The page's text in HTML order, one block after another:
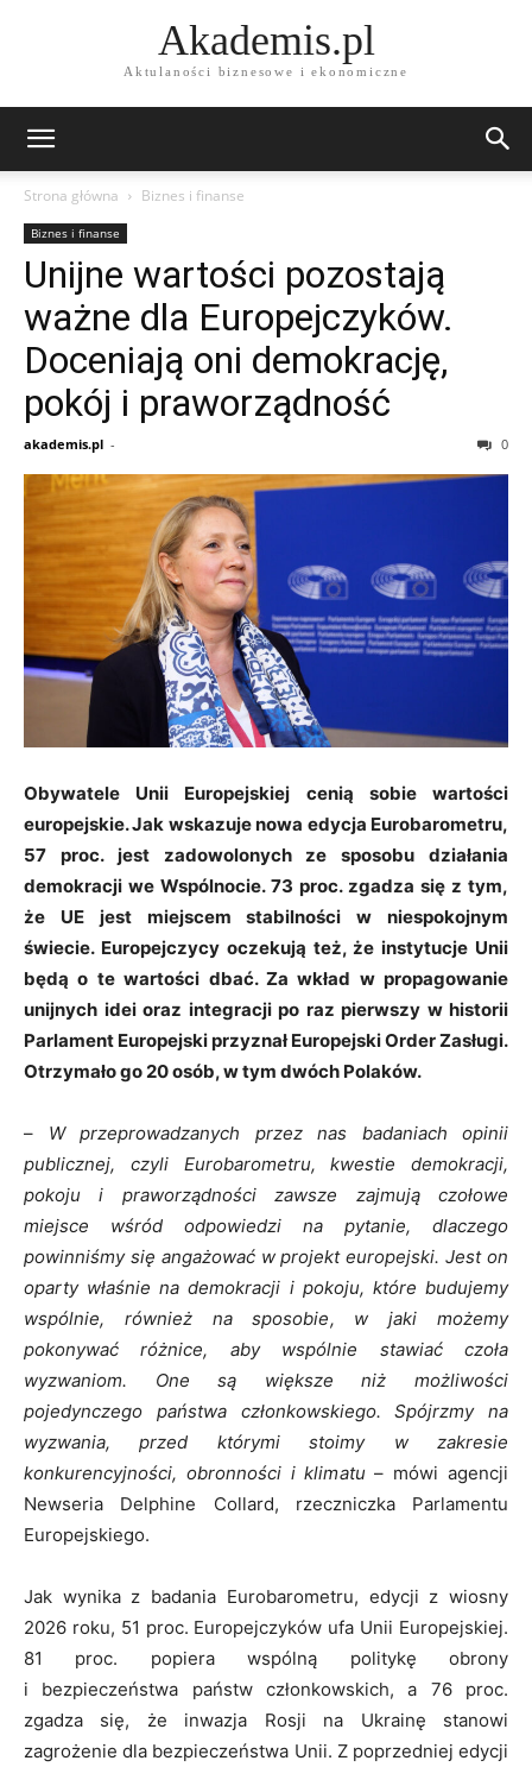
Akademis.pl
Aktulaności biznesowe i ekonomiczne
Strona główna Biznes i finanse
Biznes i finanse
Unijne wartości pozostają
ważne dla Europejczyków.
Doceniają oni demokrację,
pokój i praworządność
akademis.pl - 0
Obywatele Unii Europejskiej cenią sobie wartości
europejskie. Jak wskazuje nowa edycja Eurobarometru,
57 proc. jest zadowolonych ze sposobu działania
demokracji we Wspólnocie. 73 proc. zgadza się z tym,
że UE jest miejscem stabilności w niespokojnym
świecie. Europejczycy oczekują też, że instytucje Unii
będą o te wartości dbać. Za wkład w propagowanie
unijnych idei oraz integracji po raz pierwszy w historii
Parlament Europejski przyznał Europejski Order Zasługi.
Otrzymało go 20 osób, w tym dwóch Polaków.
– W przeprowadzanych przez nas badaniach opinii
publicznej, czyli Eurobarometru, kwestie demokracji,
pokoju i praworządności zawsze zajmują czołowe
miejsce wśród odpowiedzi na pytanie, dlaczego
powinniśmy się angażować w projekt europejski. Jest on
oparty właśnie na demokracji i pokoju, które budujemy
wspólnie, również na sposobie, w jaki możemy
pokonywać różnice, aby wspólnie stawiać czoła
wyzwaniom. One są większe niż możliwości
pojedynczego państwa członkowskiego. Spójrzmy na
wyzwania, przed którymi stoimy w zakresie
konkurencyjności, obronności i klimatu– mówi agencji
Newseria Delphine Collard, rzeczniczka Parlamentu
Europejskiego.
Jak wynika z badania Eurobarometru, edycji z wiosny
2026 roku, 51 proc. Europejczyków ufa Unii Europejskiej.
81 proc. popiera wspólną politykę obrony
i bezpieczeństwa państw członkowskich, a 76 proc.
zgadza się, że inwazja Rosji na Ukrainę stanowi
zagrożenie dla bezpieczeństwa Unii. Z poprzedniej edycji